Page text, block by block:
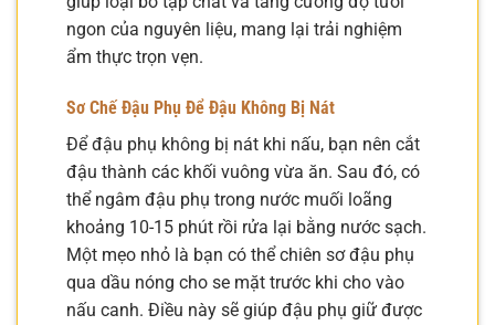
ngon của nguyên liệu, mang lại trải nghiệm
ẩm thực trọn vẹn.
Sơ Chế Đậu Phụ Để Đậu Không Bị Nát
Để đậu phụ không bị nát khi nấu, bạn nên cắt
đậu thành các khối vuông vừa ăn. Sau đó, có
thể ngâm đậu phụ trong nước muối loãng
khoảng 10-15 phút rồi rửa lại bằng nước sạch.
Một mẹo nhỏ là bạn có thể chiên sơ đậu phụ
qua dầu nóng cho se mặt trước khi cho vào
nấu canh. Điều này sẽ giúp đậu phụ giữ được